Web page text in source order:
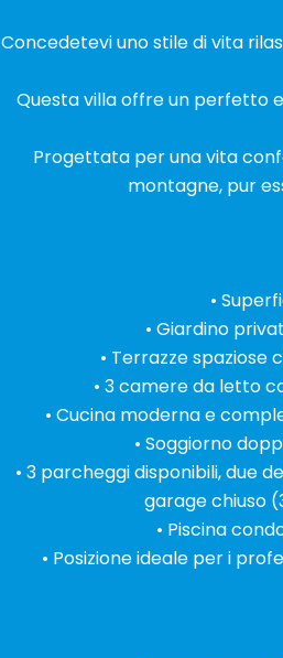
Concedetevi uno stile di vita
Questa villa offre un perfetto
Progettata per una vita
montagne, pur
•
• Giardino
• Terrazze spaziose
• 3 camere da letto
• Cucina moderna e
• Soggiorno
• 3 parcheggi disponibili, due
garage chiuso
• Piscina
• Posizione ideale per i